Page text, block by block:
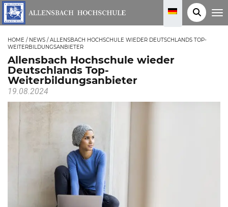
T
g
HOME / NEWS /ALLENSBACH HOCHSCHULE WIEDER DEUTSCHLANDS TOP-
WEITERBILDUNGSANBIETER
Allensbach Hochschule wieder
Deutschlands Top-
Weiterbildungsanbieter
19.08.2024